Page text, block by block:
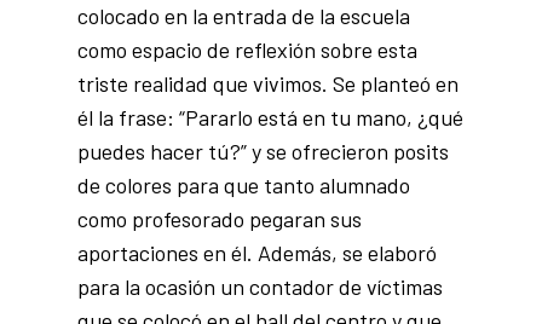
colocado en la entrada de la escuela
como espacio de reflexión sobre esta
triste realidad que vivimos. Se planteó en
él la frase: “Pararlo está en tu mano, ¿qué
puedes hacer tú?” y se ofrecieron posits
de colores para que tanto alumnado
como profesorado pegaran sus
aportaciones en él. Además, se elaboró
para la ocasión un contador de víctimas